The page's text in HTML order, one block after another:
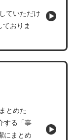
ていただけ
ておりま
とめた
する「事
にまとめ